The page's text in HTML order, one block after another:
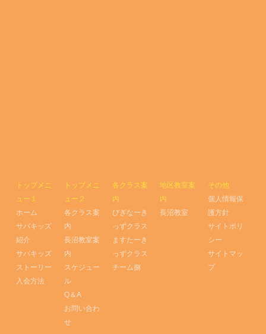
トップメニ
ュー１
ホーム
サバキッズ
紹介
サバキッズ
ストーリー
入会方法
トップメニ
ュー２
各クラス案
内
長沼教室案
内
スケジュー
ル
Q＆A
お問い合わ
せ
各クラス案
内
びぎなーき
っずクラス
ますたーき
っずクラス
チーム捌
地区教室案
内
長沼教室
その他
個人情報保
護方針
サイトポリ
シー
サイトマッ
プ